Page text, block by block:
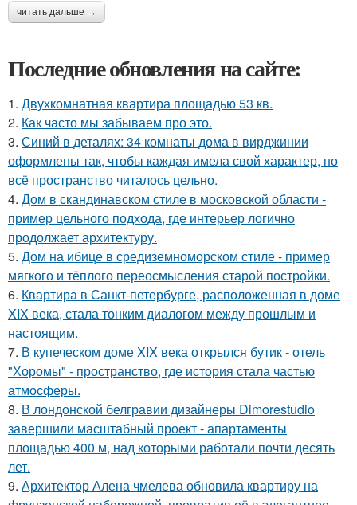
читать дальше →
Последние обновления на сайте:
1. Двухкомнатная квартира площадью 53 кв.
2. Как часто мы забываем про это.
3. Синий в деталях: 34 комнаты дома в вирджинии
оформлены так, чтобы каждая имела свой характер, но
всё пространство читалось цельно.
4. Дом в скандинавском стиле в московской области -
пример цельного подхода, где интерьер логично
продолжает архитектуру.
5. Дом на ибице в средиземноморском стиле - пример
мягкого и тёплого переосмысления старой постройки.
6. Квартира в Санкт-петербурге, расположенная в доме
XIX века, стала тонким диалогом между прошлым и
настоящим.
7. В купеческом доме XIX века открылся бутик - отель
"Хоромы" - пространство, где история стала частью
атмосферы.
8. В лондонской белгравии дизайнеры Dimorestudio
завершили масштабный проект - апартаменты
площадью 400 м, над которыми работали почти десять
лет.
9. Архитектор Алена чмелева обновила квартиру на